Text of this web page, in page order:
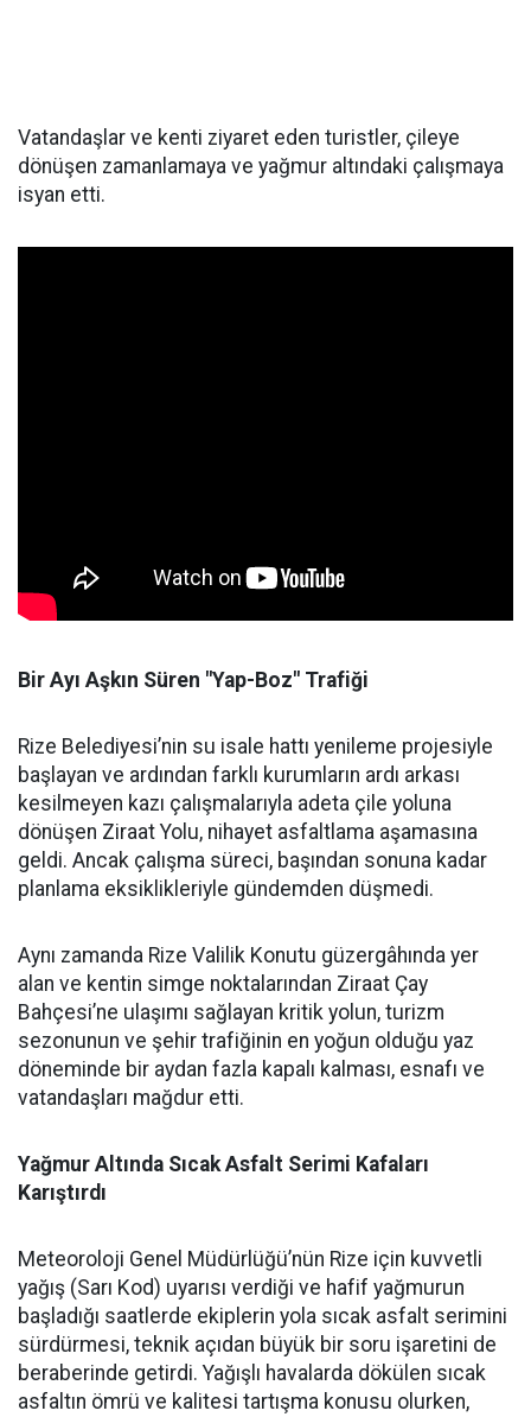
Vatandaşlar ve kenti ziyaret eden turistler, çileye
dönüşen zamanlamaya ve yağmur altındaki çalışmaya
isyan etti.
Bir Ayı Aşkın Süren "Yap-Boz" Trafiği
Rize Belediyesi’nin su isale hattı yenileme projesiyle
başlayan ve ardından farklı kurumların ardı arkası
kesilmeyen kazı çalışmalarıyla adeta çile yoluna
dönüşen Ziraat Yolu, nihayet asfaltlama aşamasına
geldi. Ancak çalışma süreci, başından sonuna kadar
planlama eksiklikleriyle gündemden düşmedi.
Aynı zamanda Rize Valilik Konutu güzergâhında yer
alan ve kentin simge noktalarından Ziraat Çay
Bahçesi’ne ulaşımı sağlayan kritik yolun, turizm
sezonunun ve şehir trafiğinin en yoğun olduğu yaz
döneminde bir aydan fazla kapalı kalması, esnafı ve
vatandaşları mağdur etti.
Yağmur Altında Sıcak Asfalt Serimi Kafaları
Karıştırdı
Meteoroloji Genel Müdürlüğü’nün Rize için kuvvetli
yağış (Sarı Kod) uyarısı verdiği ve hafif yağmurun
başladığı saatlerde ekiplerin yola sıcak asfalt serimini
sürdürmesi, teknik açıdan büyük bir soru işaretini de
beraberinde getirdi. Yağışlı havalarda dökülen sıcak
asfaltın ömrü ve kalitesi tartışma konusu olurken,